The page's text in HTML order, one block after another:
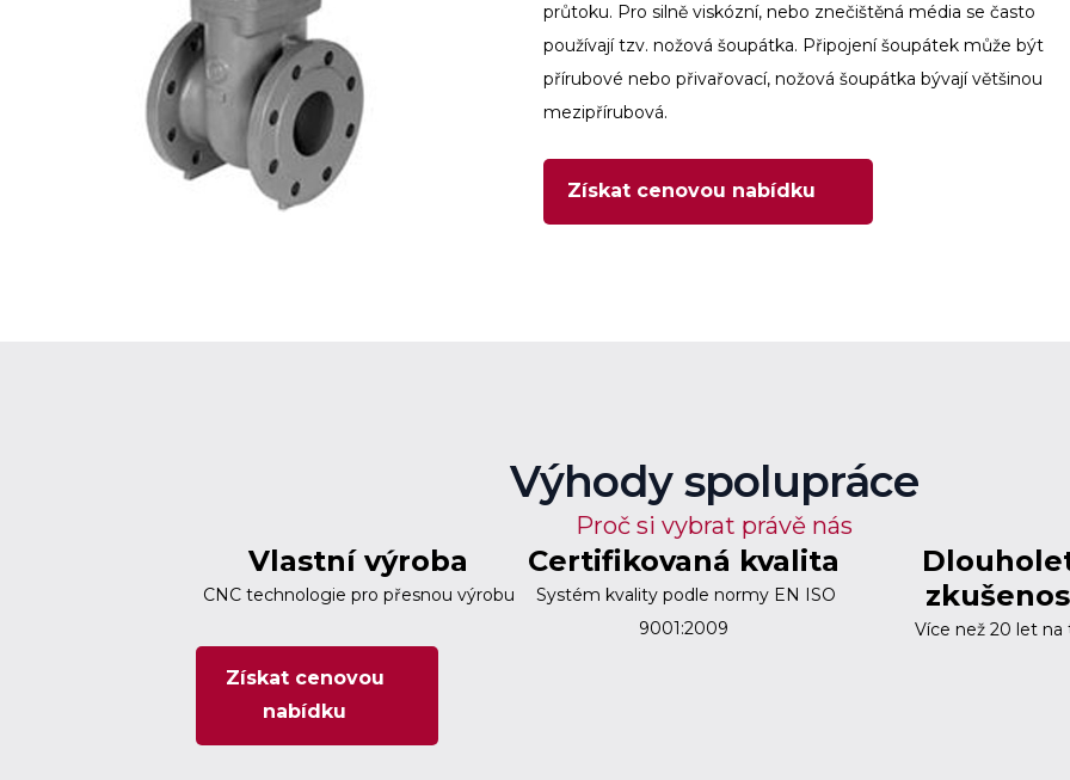
průtoku. Pro silně viskózní, nebo znečištěná média se často
používají tzv. nožová šoupátka. Připojení šoupátek může být
přírubové nebo přivařovací, nožová šoupátka bývají většinou
mezipřírubová.
Získat cenovou nabídku
Výhody spolupráce
Proč si vybrat právě nás
Vlastní výroba
CNC technologie pro přesnou výrobu
Certifikovaná kvalita
Systém kvality podle normy EN ISO
9001:2009
Více než 20 let na
Získat cenovou
nabídku